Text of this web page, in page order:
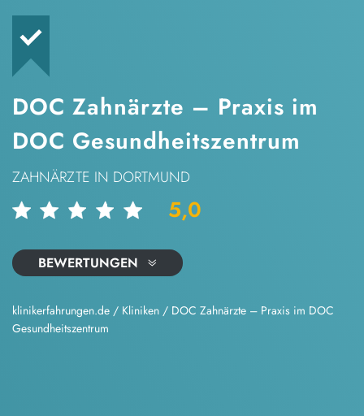
DOC Zahnärzte – Praxis im
DOC Gesundheitszentrum
ZAHNÄRZTE IN DORTMUND
5,0
BEWERTUNGEN
klinikerfahrungen.de / Kliniken / DOC Zahnärzte – Praxis im DOC
Gesundheitszentrum